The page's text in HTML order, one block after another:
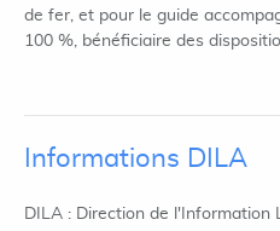
de fer, et pour le guide
100 %, bénéficiaire des
Informations DILA
DILA : Direction de l'Information